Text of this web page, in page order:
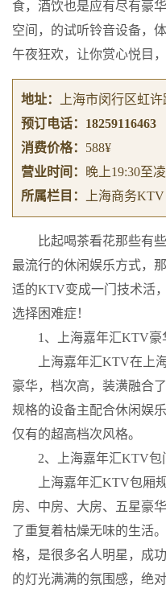
食，酒饮也是应有尽有豪
空间，的试听铃音设备，
午夜狂欢，让你赏心悦目
地址：
上海市闵行区虹许
预订电话： 18259116463
消费价格： 588¥
营业时间：
晚上19:30至
所属栏目：
上海商务KTV
比起喝茶看花那些有
最流行的休闲娱乐方式，
适的KTV变成一门技术活
选择困难症！
1、上海嘉年汇KTV豪
上海嘉年汇KTV在上
豪华，档次高，装潢融合
规格的设备主配合休闲娱
仅有的超高档次风格。
2、上海嘉年汇KTV包
上海嘉年汇KTV包厢
房、中房、大房、五星豪
了重复着枯燥无味的生活
格，是很多名人明星，成
的灯光满满的氛围感，绝对